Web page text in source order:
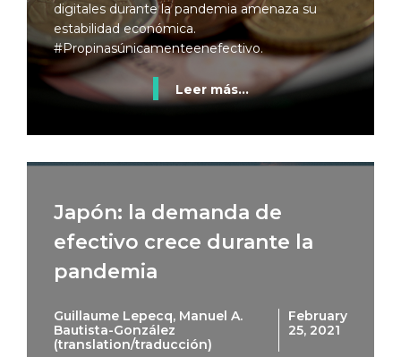
digitales durante la pandemia amenaza su
estabilidad económica.
#Propinasúnicamenteenefectivo.
Leer más...
Japón: la demanda de
efectivo crece durante la
pandemia
Guillaume Lepecq, Manuel A.
Bautista-González
(translation/traducción)
February
25, 2021